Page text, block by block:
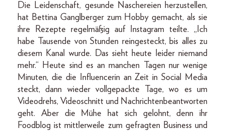
Die Leidenschaft, gesunde Naschereien herzustellen,
hat Bettina Ganglberger zum Hobby gemacht, als sie
ihre Rezepte regelmäßig auf Instagram teilte. „Ich
habe Tausende von Stunden reingesteckt, bis alles zu
diesem Kanal wurde. Das sieht heute leider niemand
mehr.“ Heute sind es an manchen Tagen nur wenige
Minuten, die die Influencerin an Zeit in Social Media
steckt, dann wieder vollgepackte Tage, wo es um
Videodrehs, Videoschnitt und Nachrichtenbeantworten
geht. Aber die Mühe hat sich gelohnt, denn ihr
Foodblog ist mittlerweile zum gefragten Business und